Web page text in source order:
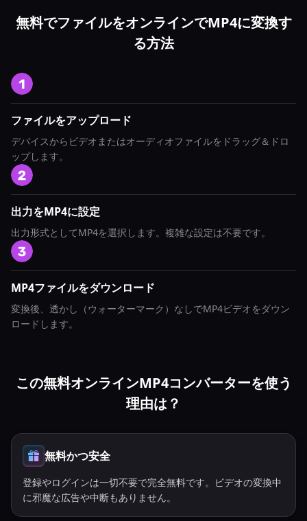
無料でファイルをオンラインでMP4に変換す
る方法
ファイルをアップロード
デバイスからビデオまたはオーディオファイルをドラッグ＆ドロ
ップします。
出力をMP4に設定
出力形式としてMP4を選択します。複雑な設定は不要です。
MP4ファイルをダウンロード
変換後、透かし（ウォーターマーク）なしでMP4ビデオをダウン
ロードします。
この無料オンラインMP4コンバーターを使う
理由は？
無料かつ安全
登録やログインは一切不要で完全無料です。ビデオの変換中
に邪魔な広告や中断もありません。